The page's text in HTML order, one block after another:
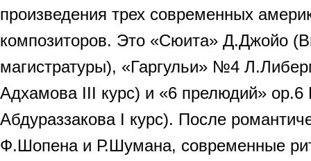
произведения трех современных
композиторов. Это «Сюита» Д.Джойо
магистратуры), «Гаргульи» №4
Адхамова III курс) и «6 прелюдий»
Абдураззакова I курс). После
Ф.Шопена и Р.Шумана, современные